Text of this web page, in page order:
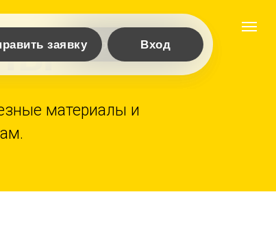
Отправить заявку
Вход
заявку
материалы и